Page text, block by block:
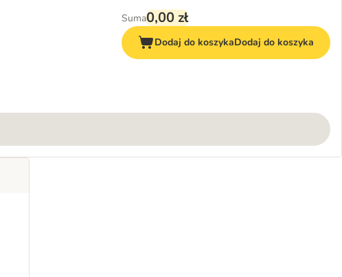
Suma0,00 zł
Dodaj do koszykaDodaj do koszyka